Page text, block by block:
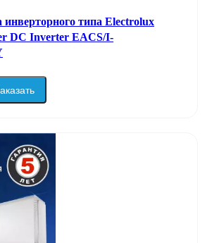
инверторного типа Electrolux
DC Inverter EACS/I-